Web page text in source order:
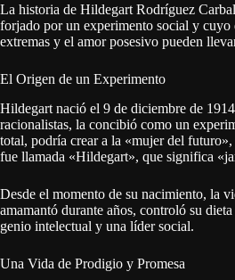
La historia de Hildegart Rodríguez
forjado por un experimento social y cuyo
extremas y el amor posesivo pueden
El Origen de un Experimento
Hildegart nació el 9 de diciembre de
racionalistas, la concibió como un
total, podría crear a la «mujer del
fue llamada «Hildegart», que significa
Desde el momento de su nacimiento, la
amamantó durante años, controló su
genio intelectual y una líder social.
Una Vida de Prodigio y Promesa